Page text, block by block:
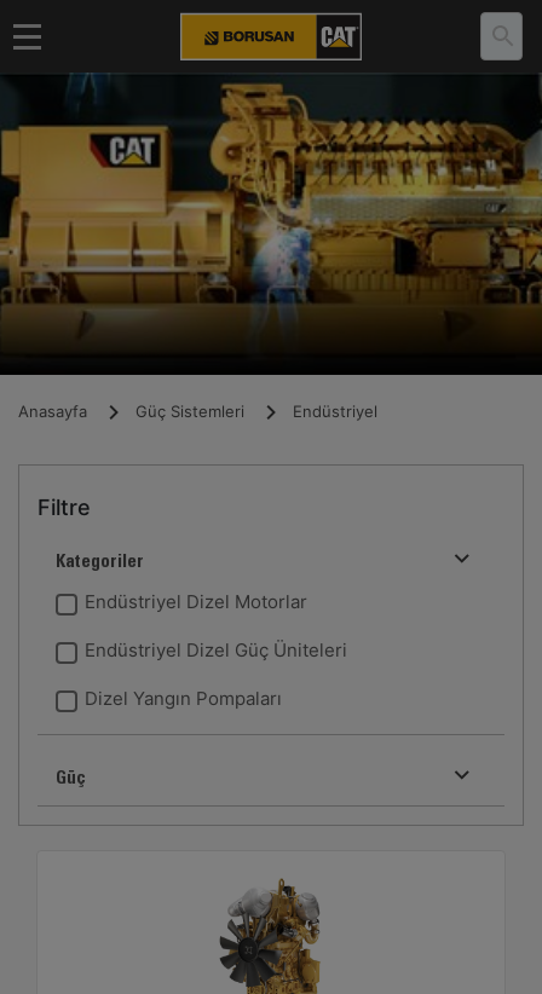
Anasayfa Güç Sistemleri Endüstriyel
Filtre
Kategoriler
Endüstriyel Dizel Motorlar
Endüstriyel Dizel Güç Üniteleri
Dizel Yangın Pompaları
Güç